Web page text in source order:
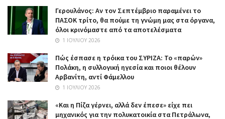
Γερουλάνος: Αν τον Σεπτέμβριο παραμένει το
ΠΑΣΟΚ τρίτο, θα πούμε τη γνώμη μας στα όργανα,
όλοι κρινόμαστε από τα αποτελέσματα
1 ΙΟΥΛΊΟΥ 2026
Πώς έσπασε η τρόικα του ΣΥΡΙΖΑ: Το «παρών»
Πολάκη, η συλλογική ηγεσία και ποιοι θέλουν
Αρβανίτη, αντί Φάμελλου
1 ΙΟΥΛΊΟΥ 2026
«Και η Πίζα γέρνει, αλλά δεν έπεσε» είχε πει
μηχανικός για την πολυκατοικία στα Πετράλωνα,